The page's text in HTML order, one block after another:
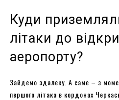
Куди
літаки до
аеропорту?
Зайдемо здалеку. А саме – з
першого літака в кордонах